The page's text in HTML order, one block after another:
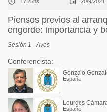
17:25hs 20/9/2021
Piensos previos al
engorde: importancia y
Sesión 1 - Aves
Conferencista:
Gonzalo
España
Lourdes
España